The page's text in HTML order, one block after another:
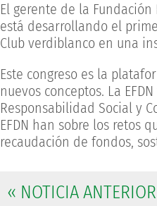
El gerente de la
está desarrollando el
Club verdiblanco en una
Este congreso es la
nuevos conceptos. La
Responsabilidad Social y
EFDN han sobre los retos
recaudación de fondos,
« NOTICIA ANTERIOR